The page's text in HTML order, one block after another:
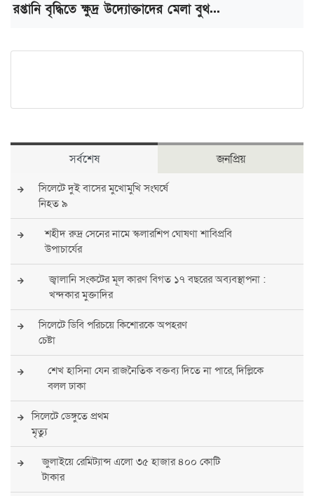
রপ্তানি বৃদ্ধিতে ক্ষুদ্র উদ্যোক্তাদের মেলা বুথ...
সর্বশেষ জনপ্রিয়
সিলেটে দুই বাসের মুখোমুখি সংঘর্ষে
নিহত ৯
শহীদ রুদ্র সেনের নামে স্কলারশিপ ঘোষণা শাবিপ্রবি
উপাচার্যের
জ্বালানি সংকটের মূল কারণ বিগত ১৭ বছরের অব্যবস্থাপনা :
খন্দকার মুক্তাদির
সিলেটে ডিবি পরিচয়ে কিশোরকে অপহরণ
চেষ্টা
শেখ হাসিনা যেন রাজনৈতিক বক্তব্য দিতে না পারে, দিল্লিকে
বলল ঢাকা
সিলেটে ডেঙ্গুতে প্রথম
মৃত্যু
জুলাইয়ে রেমিট্যান্স এলো ৩৫ হাজার ৪০০ কোটি
টাকার